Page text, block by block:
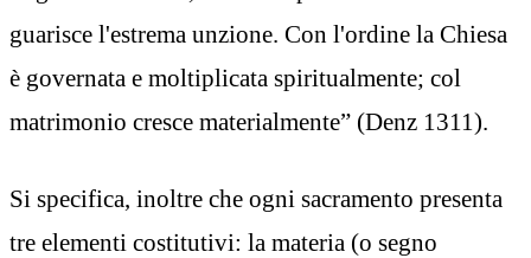
guarisce l'estrema unzione. Con l'ordine la Chiesa
è governata e moltiplicata spiritualmente; col
matrimonio cresce materialmente” (Denz 1311).
Si specifica, inoltre che ogni sacramento presenta
tre elementi costitutivi: la materia (o segno